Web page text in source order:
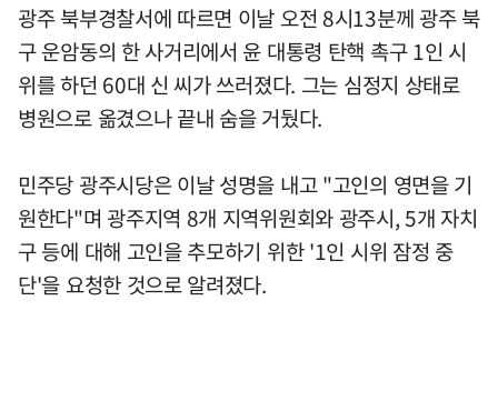
광주 북부경찰서에 따르면 이날 오전 8시13분께 광주 북
구 운암동의 한 사거리에서 윤 대통령 탄핵 촉구 1인 시
위를 하던 60대 신 씨가 쓰러졌다. 그는 심정지 상태로
병원으로 옮겼으나 끝내 숨을 거뒀다.
민주당 광주시당은 이날 성명을 내고 "고인의 영면을 기
원한다"며 광주지역 8개 지역위원회와 광주시, 5개 자치
구 등에 대해 고인을 추모하기 위한 '1인 시위 잠정 중
단'을 요청한 것으로 알려졌다.